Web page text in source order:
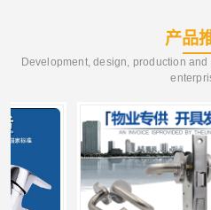
产品
Development, design, production